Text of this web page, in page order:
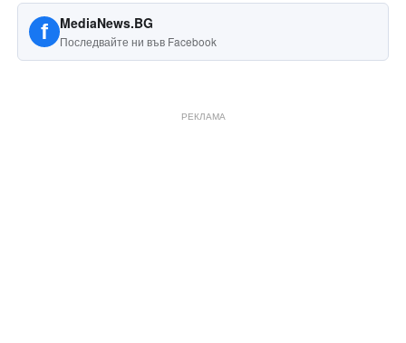
f MediaNews.BG
Последвайте ни във Facebook
РЕКЛАМА